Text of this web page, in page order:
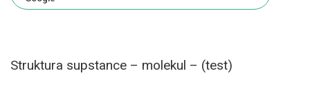
Struktura supstance – molekul – (test)